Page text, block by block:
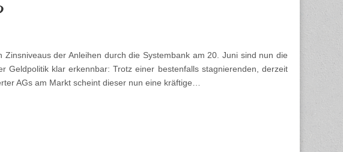
Zinsniveaus der Anleihen durch die Systembank am 20. Juni sind nun die
Geldpolitik klar erkennbar: Trotz einer bestenfalls stagnierenden, derzeit
AGs am Markt scheint dieser nun eine kräftige…